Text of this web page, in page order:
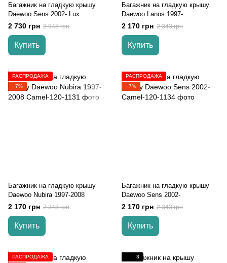
Багажник на гладкую крышу
Daewoo Sens 2002- Lux
2 730 грн 2 948 грн
Купить
Багажник на гладкую крышу
Daewoo Lanos 1997-
2 170 грн 2 343 грн
Купить
РАСПРОДАЖА
−7%
Багажник на гладкую крышу
Daewoo Nubira 1997-2008
2 170 грн 2 343 грн
Купить
РАСПРОДАЖА
−7%
Багажник на гладкую крышу
Daewoo Sens 2002-
2 170 грн 2 343 грн
Купить
РАСПРОДАЖА
3